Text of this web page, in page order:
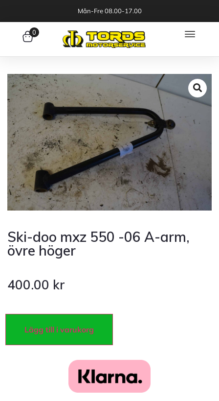
Mån-Fre 08.00-17.00
0
Ski-doo mxz 550 -06 A-arm,
övre höger
400.00 kr
Lägg till i varukorg